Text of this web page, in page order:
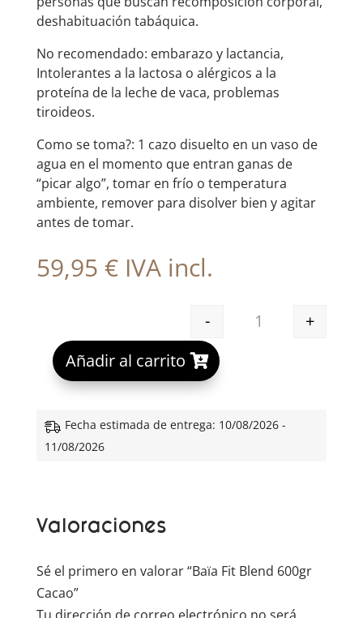
deshabituación tabáquica.
No recomendado: embarazo y lactancia,
Intolerantes a la lactosa o alérgicos a la
proteína de la leche de vaca, problemas
tiroideos.
Como se toma?: 1 cazo disuelto en un vaso de
agua en el momento que entran ganas de
“picar algo”, tomar en frío o temperatura
ambiente, remover para disolver bien y agitar
antes de tomar.
59,95 € IVA incl.
Baïa Fit Blend
-
+
Añadir al carrito
A
e
e
Fecha estimada de entrega: 10/08/2026 -
11/08/2026
Valoraciones
Sé el primero en valorar “Baïa Fit Blend 600gr
Cacao”